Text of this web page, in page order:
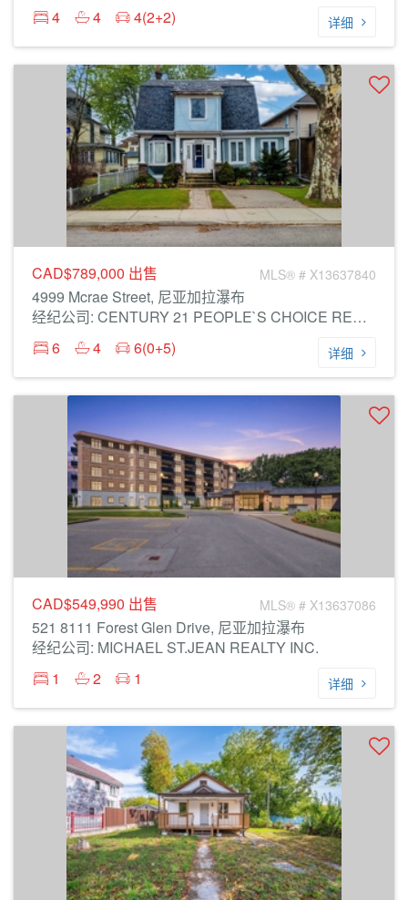
4
4 4(2+2) 详细
CAD$789,000 出售 MLS® # X13637840
4999 Mcrae Street, 尼亚加拉瀑布
经纪公司: CENTURY 21 PEOPLE`S CHOICE REALTY INC.
6
4 6(0+5) 详细
CAD$549,990 出售 MLS® # X13637086
521 8111 Forest Glen Drive, 尼亚加拉瀑布
经纪公司: MICHAEL ST.JEAN REALTY INC.
1
2 1 详细